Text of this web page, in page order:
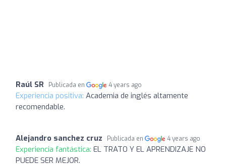
Raúl SR Publicada en 4 years ago
Experiencia positiva: Academia de inglés altamente
recomendable.
Alejandro sanchez cruz Publicada en 4 years ago
Experiencia fantástica: EL TRATO Y EL APRENDIZAJE NO
PUEDE SER MEJOR.